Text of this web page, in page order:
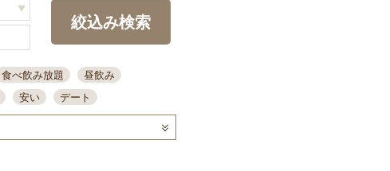
絞込み検索
食べ飲み放題
昼飲み
安い
デート
記念日 泡盛
喫煙可